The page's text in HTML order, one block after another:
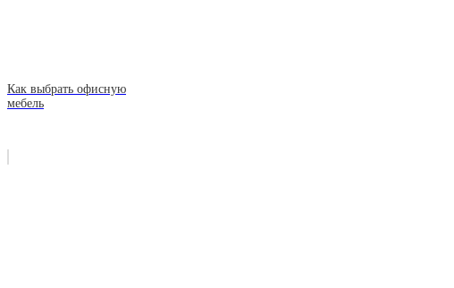
Как выбрать офисную
мебель